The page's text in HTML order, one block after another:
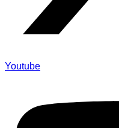
Youtube